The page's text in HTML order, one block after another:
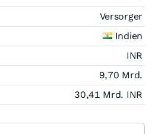
Versorger
Indien
INR
9,70 Mrd.
30,41 Mrd. INR